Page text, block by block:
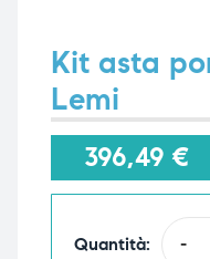
Kit asta
Lemi
396,49 €
Quantità: -